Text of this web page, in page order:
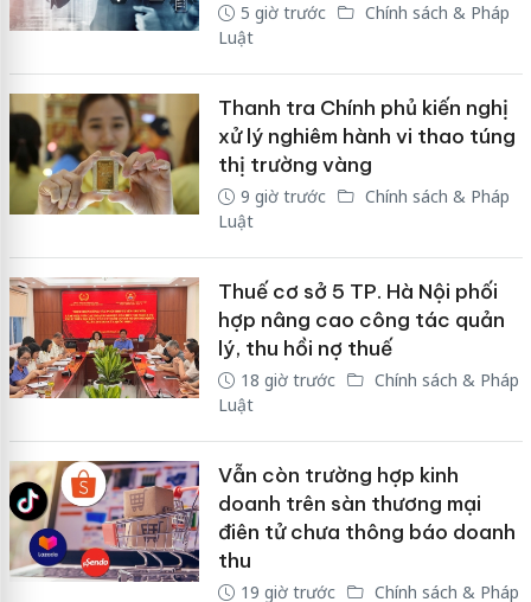
5 giờ trước
Chính sách & Pháp
Luật
Thanh tra Chính phủ kiến nghị
xử lý nghiêm hành vi thao túng
thị trường vàng
9 giờ trước
Chính sách & Pháp
Luật
Thuế cơ sở 5 TP. Hà Nội phối
hợp nâng cao công tác quản
lý, thu hồi nợ thuế
18 giờ trước
Chính sách & Pháp
Luật
Vẫn còn trường hợp kinh
doanh trên sàn thương mại
điên tử chưa thông báo doanh
thu
19 giờ trước
Chính sách & Pháp